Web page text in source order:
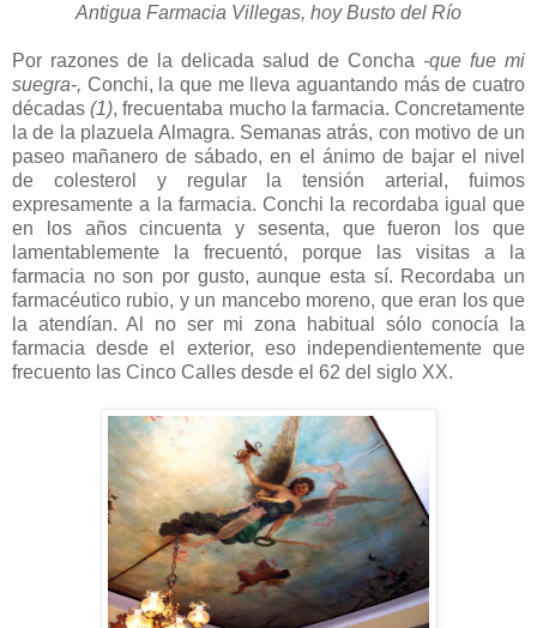
Antigua Farmacia Villegas, hoy Busto del Río
Por razones de la delicada salud de Concha -que fue mi
suegra-, Conchi, la que me lleva aguantando más de cuatro
décadas(1), frecuentaba mucho la farmacia. Concretamente
la de la plazuela Almagra. Semanas atrás, con motivo de un
paseo mañanero de sábado, en el ánimo de bajar el nivel
de colesterol y regular la tensión arterial, fuimos
expresamente a la farmacia. Conchi la recordaba igual que
en los años cincuenta y sesenta, que fueron los que
lamentablemente la frecuentó, porque las visitas a la
farmacia no son por gusto, aunque esta sí. Recordaba un
farmacéutico rubio, y un mancebo moreno, que eran los que
la atendían. Al no ser mi zona habitual sólo conocía la
farmacia desde el exterior, eso independientemente que
frecuento las Cinco Calles desde el 62 del siglo XX.